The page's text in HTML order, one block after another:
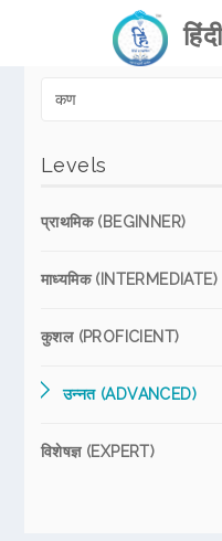
Levels
प्राथमिक (BEGINNER)
माध्यमिक (INTERMEDIATE)
कुशल (PROFICIENT)
उन्नत (ADVANCED)
विशेषज्ञ (EXPERT)